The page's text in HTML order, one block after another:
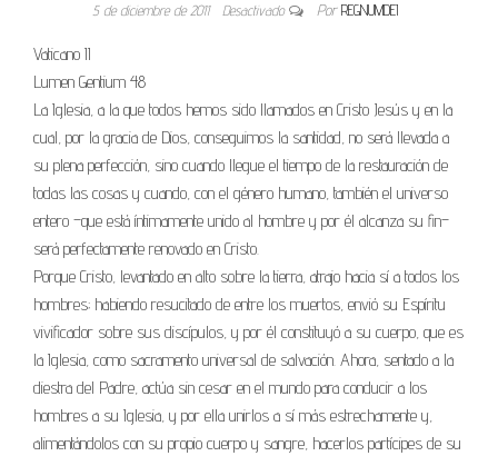
5 de diciembre de 2011 Desactivado Por REGNUMDEI
Vaticano II
Lumen Gentium 48
La Iglesia, a la que todos hemos sido llamados en Cristo Jesús y en la
cual, por la gracia de Dios, consegui­mos la santidad, no será llevada a
su plena perfección, si­no cuando llegue el tiempo de la restauración de
todas las cosas y cuando, con el género humano, también el uni­verso
entero –que está íntimamente unido al hombre y por él alcanza su fin–
será perfectamente renovado en Cristo.
Porque Cristo, levantado en alto sobre la tierra, atrajo hacia sí a todos los
hombres; habiendo resucitado de entre los muertos, envió su Espíritu
vivificador sobre sus discípulos, y por él constituyó a su cuerpo, que es
la Igle­sia, como sacramento universal de salvación. Ahora, sen­tado a la
diestra del Padre, actúa sin cesar en el mundo para conducir a los
hombres a su Iglesia, y por ella unir­los a sí más estrechamente y,
alimentándolos con su pro­pio cuerpo y sangre, hacerlos partícipes de su